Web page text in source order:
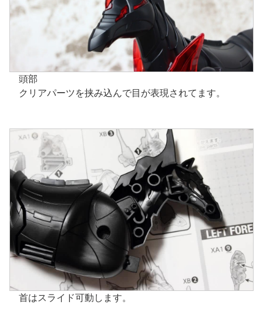
頭部
クリアパーツを挟み込んで目が表現されてます。
首はスライド可動します。